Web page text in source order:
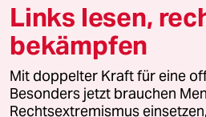
© 2026 taz Verlags und Vertriebs
Alle Rechte vorbehalten. Bei rechtlichen
wenden Sie sich bitte an
lizenzen@taz.de
Links lesen,
bekämpfen
Mit doppelter Kraft für eine
Besonders jetzt brauchen
Rechtsextremismus